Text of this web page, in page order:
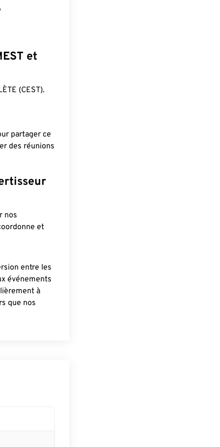
et
(CEST).
partager ce
des réunions
nos
et
entre les
événements
à
que nos